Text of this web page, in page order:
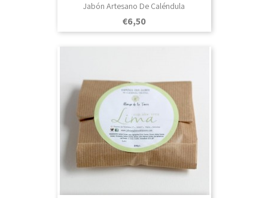
Jabón Artesano De Caléndula
Prezo
€6,50